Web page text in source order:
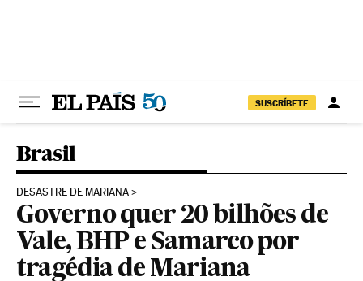
SUSCRÍBETE
Brasil
DESASTRE DE MARIANA
Governo quer 20 bilhões de
Vale, BHP e Samarco por
tragédia de Mariana